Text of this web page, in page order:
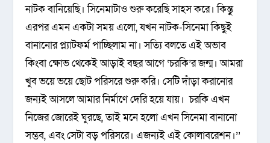
নাটক বানিয়েছি। সিনেমাটাও শুরু করেছি সাহস করে। কিন্তু
এরপর এমন একটা সময় এলো, যখন নাটক-সিনেমা কিছুই
বানানোর প্ল্যাটফর্ম পাচ্ছিলাম না। সত্যি বলতে এই অভাব
কিংবা ক্ষোভ থেকেই আড়াই বছর আগে ‘চরকি’র জন্ম। আমরা
খুব ভয়ে ভয়ে ছোট পরিসরে শুরু করি। সেটি দাঁড়া করানোর
জন্যই আসলে আমার নির্মাণে দেরি হয়ে যায়। চরকি এখন
নিজের জোরেই ঘুরছে, তাই মনে হলো এখন সিনেমা বানানো
সম্ভব, এবং সেটা বড় পরিসরে। এজন্যই এই কোলাবরেশন।’’